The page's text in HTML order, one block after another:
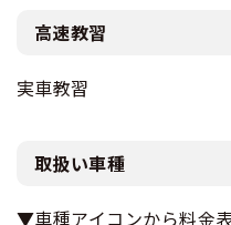
高速教習
実車教習
取扱い車種
▼車種アイコンから料金